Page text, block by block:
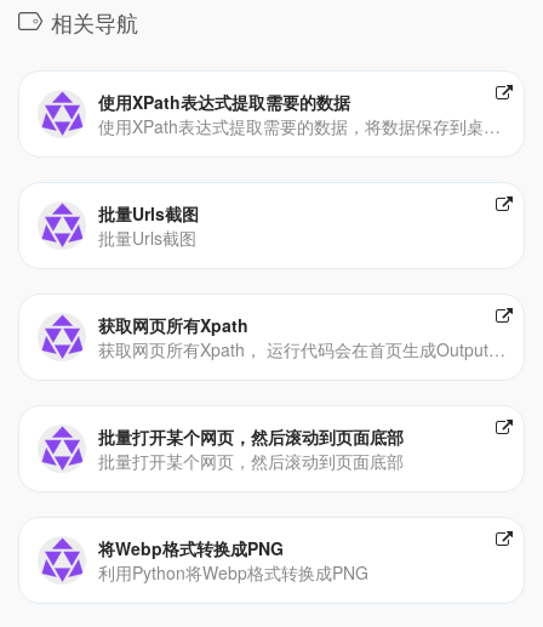
相关导航
使用XPath表达式提取需要的数据
使用XPath表达式提取需要的数据，将数据保存到桌面Excel文件
批量Urls截图
批量Urls截图
获取网页所有Xpath
获取网页所有Xpath， 运行代码会在首页生成Output的Excel文件，获取到所有Xpath信息。
批量打开某个网页，然后滚动到页面底部
批量打开某个网页，然后滚动到页面底部
将Webp格式转换成PNG
利用Python将Webp格式转换成PNG